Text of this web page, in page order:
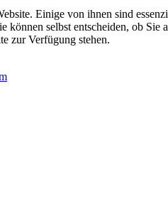
Einige von ihnen sind
können selbst entscheiden, ob
zur Verfügung stehen.